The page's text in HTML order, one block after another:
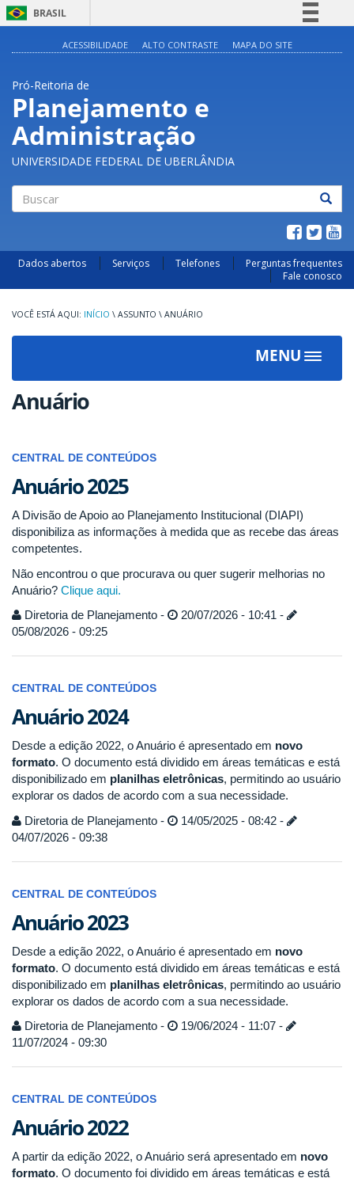
BRASIL
Acesso à informação
ACESSIBILIDADE ALTO CONTRASTE MAPA DO SITE
Pró-Reitoria de
Planejamento e
Administração
UNIVERSIDADE FEDERAL DE UBERLÂNDIA
Dados abertos Serviços Telefones
Perguntas frequentes
Fale conosco
INÍCIO \ ASSUNTO \ ANUÁRIO
MENU
Toggle
Anuário
CENTRAL DE CONTEÚDOS
Anuário 2025
A Divisão de Apoio ao Planejamento Institucional (DIAPI)
disponibiliza as informações à medida que as recebe das áreas
competentes.
Não encontrou o que procurava ou quer sugerir melhorias no
Anuário? Clique aqui.
Diretoria de Planejamento -
20/07/2026 - 10:41 -
05/08/2026 - 09:25
CENTRAL DE CONTEÚDOS
Anuário 2024
Desde a edição 2022, o Anuário é apresentado em novo
formato. O documento está dividido em áreas temáticas e está
disponibilizado em planilhas eletrônicas, permitindo ao usuário
explorar os dados de acordo com a sua necessidade.
Diretoria de Planejamento -
14/05/2025 - 08:42 -
04/07/2026 - 09:38
CENTRAL DE CONTEÚDOS
Anuário 2023
Desde a edição 2022, o Anuário é apresentado em novo
formato. O documento está dividido em áreas temáticas e está
disponibilizado em planilhas eletrônicas, permitindo ao usuário
explorar os dados de acordo com a sua necessidade.
Diretoria de Planejamento -
19/06/2024 - 11:07 -
11/07/2024 - 09:30
CENTRAL DE CONTEÚDOS
Anuário 2022
A partir da edição 2022, o Anuário será apresentado em novo
formato. O documento foi dividido em áreas temáticas e está